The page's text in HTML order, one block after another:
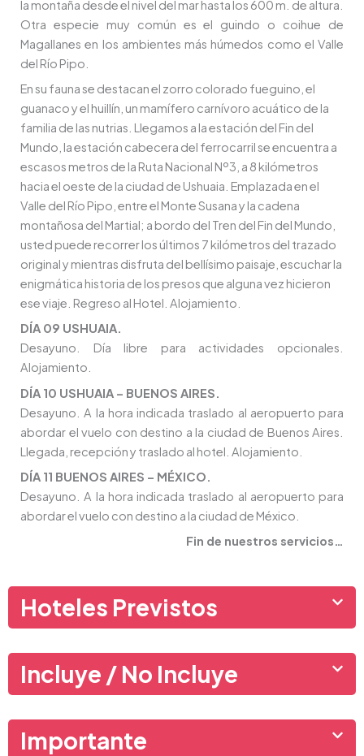
la montaña desde el nivel del mar hasta los 600 m. de altura.
Otra especie muy común es el guindo o coihue de
Magallanes en los ambientes más húmedos como el Valle
del Río Pipo.
En su fauna se destacan el zorro colorado fueguino, el
guanaco y el huillín, un mamífero carnívoro acuático de la
familia de las nutrias. Llegamos a la estación del Fin del
Mundo, la estación cabecera del ferrocarril se encuentra a
escasos metros de la Ruta Nacional Nº3, a 8 kilómetros
hacia el oeste de la ciudad de Ushuaia. Emplazada en el
Valle del Río Pipo, entre el Monte Susana y la cadena
montañosa del Martial; a bordo del Tren del Fin del Mundo,
usted puede recorrer los últimos 7 kilómetros del trazado
original y mientras disfruta del bellísimo paisaje, escuchar la
enigmática historia de los presos que alguna vez hicieron
ese viaje. Regreso al Hotel. Alojamiento.
DÍA 09 USHUAIA.
Desayuno. Día libre para actividades opcionales.
Alojamiento.
DÍA 10 USHUAIA – BUENOS AIRES.
Desayuno. A la hora indicada traslado al aeropuerto para
abordar el vuelo con destino a la ciudad de Buenos Aires.
Llegada, recepción y traslado al hotel. Alojamiento.
DÍA 11 BUENOS AIRES – MÉXICO.
Desayuno. A la hora indicada traslado al aeropuerto para
abordar el vuelo con destino a la ciudad de México.
Fin de nuestros servicios…
Hoteles Previstos
Incluye / No Incluye
Importante